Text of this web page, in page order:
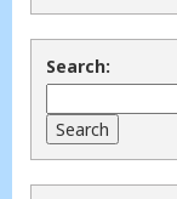
Search: